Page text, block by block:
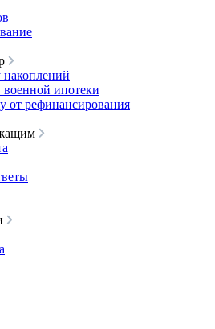
накоплений
военной ипотеки
от рефинансирования